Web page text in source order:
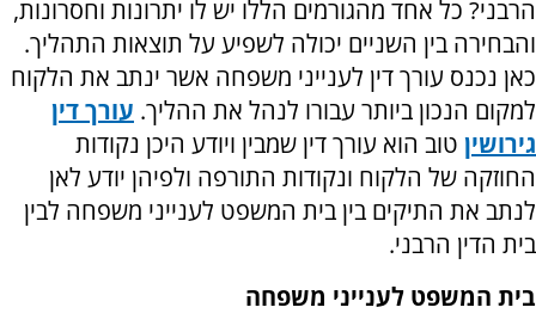
הרבני? כל אחד מהגורמים הללו יש לו יתרונות וחסרונות,
והבחירה בין השניים יכולה לשפיע על תוצאות התהליך.
כאן נכנס עורך דין לענייני משפחה אשר ינתב את הלקוח
למקום הנכון ביותר עבורו לנהל את ההליך. עורך דין
גירושין טוב הוא עורך דין שמבין ויודע היכן נקודות
החוזקה של הלקוח ונקודות התורפה ולפיהן יודע לאן
לנתב את התיקים בין בית המשפט לענייני משפחה לבין
בית הדין הרבני.
בית המשפט לענייני משפחה